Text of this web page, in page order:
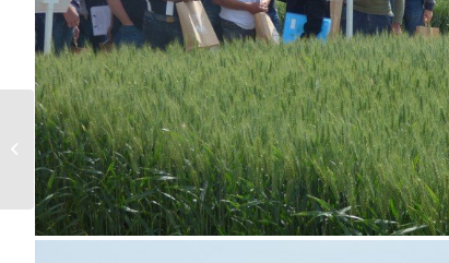
ACCÈS À LA
PLATEFORME
DAMIER VERT